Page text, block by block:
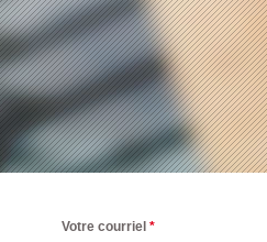
Votre courriel *